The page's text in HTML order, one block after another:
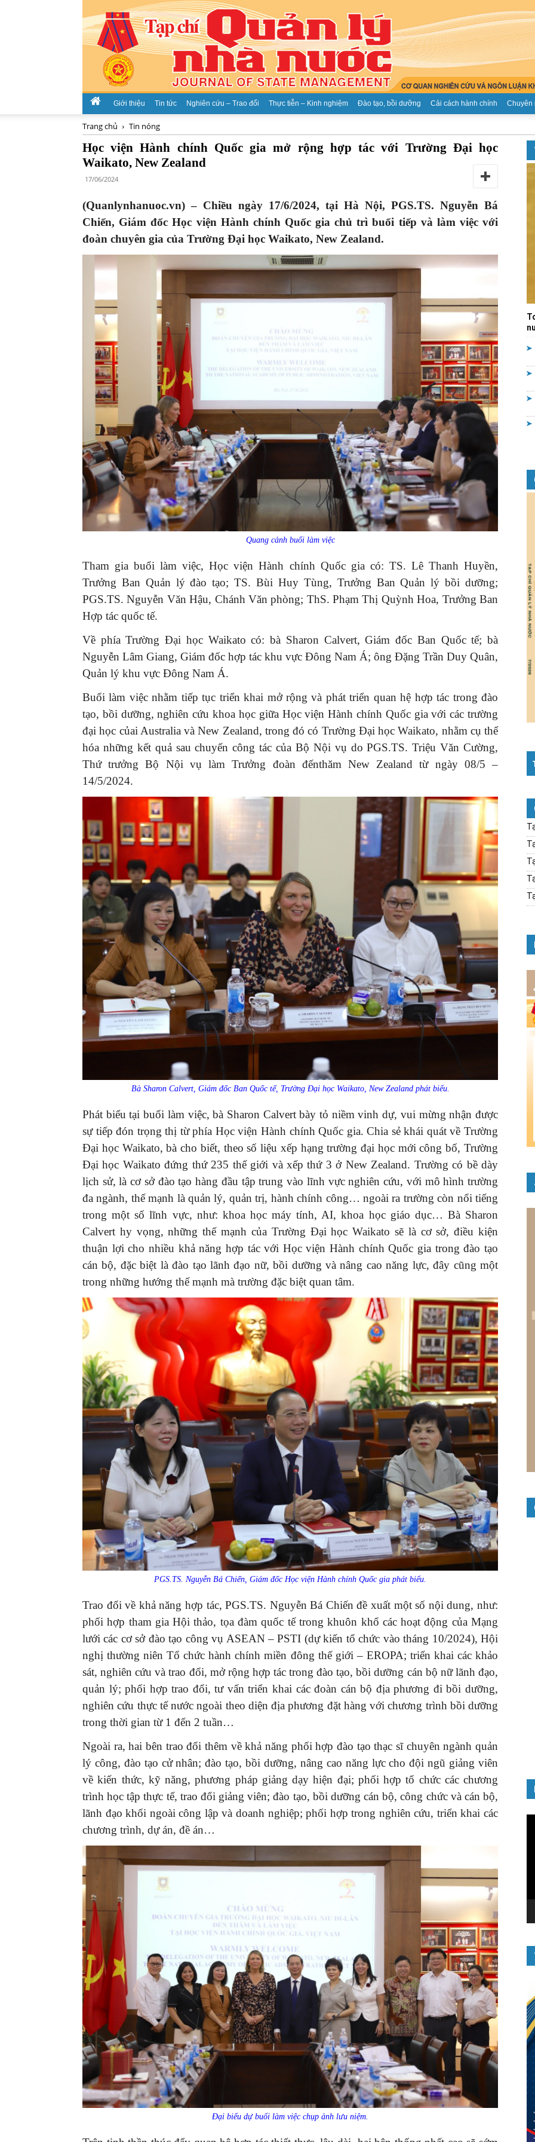
chí
nhà
nước
Giới thiệu Tin tức Nghiên cứu – Trao đổi Thực tiễn – Kinh nghiệm Đào tạo, bồi dưỡng Cải cách hành chính Chuyên
Trang chủ Tin nóng
Học viện Hành chính Quốc gia mở rộng hợp tác với Trường Đại học
Waikato, New Zealand
17/06/2024
(Quanlynhanuoc.vn) – Chiều ngày 17/6/2024, tại Hà Nội, PGS.TS. Nguyễn Bá
Chiến, Giám đốc Học viện Hành chính Quốc gia chủ trì buổi tiếp và làm việc với
đoàn chuyên gia của Trường Đại học Waikato, New Zealand.
Quang cảnh buổi làm việc
Tham gia buổi làm việc, Học viện Hành chính Quốc gia có: TS. Lê Thanh Huyền,
Trưởng Ban Quản lý đào tạo; TS. Bùi Huy Tùng, Trưởng Ban Quản lý bồi dưỡng;
PGS.TS. Nguyễn Văn Hậu, Chánh Văn phòng; ThS. Phạm Thị Quỳnh Hoa, Trưởng Ban
Hợp tác quốc tế.
Về phía Trường Đại học Waikato có: bà Sharon Calvert, Giám đốc Ban Quốc tế; bà
Nguyễn Lâm Giang, Giám đốc hợp tác khu vực Đông Nam Á; ông Đặng Trần Duy Quân,
Quản lý khu vực Đông Nam Á.
Buổi làm việc nhằm tiếp tục triển khai mở rộng và phát triển quan hệ hợp tác trong đào
tạo, bồi dưỡng, nghiên cứu khoa học giữa Học viện Hành chính Quốc gia với các trường
đại học củai Australia và New Zealand, trong đó có Trường Đại học Waikato, nhằm cụ thể
hóa những kết quả sau chuyến công tác của Bộ Nội vụ do PGS.TS. Triệu Văn Cường,
Thứ trưởng Bộ Nội vụ làm Trưởng đoàn đếnthăm New Zealand từ ngày 08/5 –
14/5/2024.
Bà Sharon Calvert, Giám đốc Ban Quốc tế, Trường Đại học Waikato, New Zealand phát biểu.
Phát biểu tại buổi làm việc, bà Sharon Calvert bày tỏ niềm vinh dự, vui mừng nhận được
sự tiếp đón trọng thị từ phía Học viện Hành chính Quốc gia. Chia sẻ khái quát về Trường
Đại học Waikato, bà cho biết, theo số liệu xếp hạng trường đại học mới công bố, Trường
Đại học Waikato đứng thứ 235 thế giới và xếp thứ 3 ở New Zealand. Trường có bề dày
lịch sử, là cơ sở đào tạo hàng đầu tập trung vào lĩnh vực nghiên cứu, với mô hình trường
đa ngành, thế mạnh là quản lý, quản trị, hành chính công… ngoài ra trường còn nổi tiếng
trong một số lĩnh vực, như: khoa học máy tính, AI, khoa học giáo dục… Bà Sharon
Calvert hy vọng, những thế mạnh của Trường Đại học Waikato sẽ là cơ sở, điều kiện
thuận lợi cho nhiều khả năng hợp tác với Học viện Hành chính Quốc gia trong đào tạo
cán bộ, đặc biệt là đào tạo lãnh đạo nữ, bồi dưỡng và nâng cao năng lực, đây cũng một
trong những hướng thế mạnh mà trường đặc biệt quan tâm.
PGS.TS. Nguyễn Bá Chiến, Giám đốc Học viện Hành chính Quốc gia phát biểu.
Trao đổi về khả năng hợp tác, PGS.TS. Nguyễn Bá Chiến đề xuất một số nội dung, như:
phối hợp tham gia Hội thảo, tọa đàm quốc tế trong khuôn khổ các hoạt động của Mạng
lưới các cơ sở đào tạo công vụ ASEAN – PSTI (dự kiến tổ chức vào tháng 10/2024), Hội
nghị thường niên Tổ chức hành chính miền đông thế giới – EROPA; triển khai các khảo
sát, nghiên cứu và trao đổi, mở rộng hợp tác trong đào tạo, bồi dưỡng cán bộ nữ lãnh đạo,
quản lý; phối hợp trao đổi, tư vấn triển khai các đoàn cán bộ địa phương đi bồi dưỡng,
nghiên cứu thực tế nước ngoài theo diện địa phương đặt hàng với chương trình bồi dưỡng
trong thời gian từ 1 đến 2 tuần…
Ngoài ra, hai bên trao đổi thêm về khả năng phối hợp đào tạo thạc sĩ chuyên ngành quản
lý công, đào tạo cử nhân; đào tạo, bồi dưỡng, nâng cao năng lực cho đội ngũ giảng viên
về kiến thức, kỹ năng, phương pháp giảng dạy hiện đại; phối hợp tổ chức các chương
trình học tập thực tế, trao đổi giảng viên; đào tạo, bồi dưỡng cán bộ, công chức và cán bộ,
lãnh đạo khối ngoài công lập và doanh nghiệp; phối hợp trong nghiên cứu, triển khai các
chương trình, dự án, đề án…
Đại biểu dự buổi làm việc chụp ảnh lưu niệm.
GIỚI THIỆU SÁCH
Quản trị nhân tài – Từ lý thuyết